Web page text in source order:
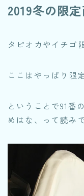
2019冬の限
タピオカやイチゴ
ここはやっぱり限
ということで91番
めはな、って読み